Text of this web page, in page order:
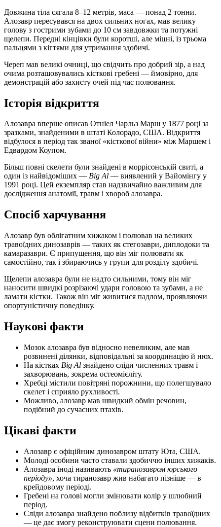
Довжина тіла сягала 8–12 метрів, маса — понад 2 тонни.
Алозавр пересувався на двох сильних ногах, мав велику
голову з гострими зубами до 10 см завдовжки та потужні
щелепи. Передні кінцівки були коротші, але міцні, із трьома
пальцями з кігтями для утримання здобичі.
Череп мав великі очниці, що свідчить про добрий зір, а над
очима розташовувались кісткові гребені — ймовірно, для
демонстрацій або захисту очей під час полювання.
Історія відкриття
Алозавра вперше описав Отніел Чарльз Марш у 1877 році за
зразками, знайденими в штаті Колорадо, США. Відкриття
відбулося в період так званої «кісткової війни» між Маршем і
Едвардом Коупом.
Більш повні скелети були знайдені в моррісонській свиті, а
один із найвідоміших — Big Al — виявлений у Вайомінгу у
1991 році. Цей екземпляр став надзвичайно важливим для
дослідження анатомії, травм і хвороб алозавра.
Спосіб харчування
Алозавр був облігатним хижаком і полював на великих
травоїдних динозаврів — таких як стегозаври, диплодоки та
камаразаври. Є припущення, що він міг полювати як
самостійно, так і збираючись у групи для розділу здобичі.
Щелепи алозавра були не надто сильними, тому він міг
наносити швидкі розрізаючі удари головою та зубами, а не
ламати кістки. Також він міг живитися падлом, проявляючи
опортуністичну поведінку.
Наукові факти
Мозок алозавра був відносно невеликим, але мав
розвинені ділянки, відповідальні за координацію й нюх.
На кістках Big Al знайдено сліди численних травм і
захворювань, зокрема остеомієліту.
Хребці містили повітряні порожнини, що полегшувало
скелет і сприяло рухливості.
Можливо, алозавр мав швидкий обмін речовин,
подібний до сучасних птахів.
Цікаві факти
Алозавр є офіційним динозавром штату Юта, США.
Молоді особини часто ставали здобиччю інших хижаків.
Алозавра іноді називають «тиранозавром юрського
періоду», хоча тиранозавр жив набагато пізніше — в
крейдовому періоді.
Гребені на голові могли змінювати колір у шлюбний
період.
Сліди алозавра знайдено поблизу відбитків травоїдних
— це дає змогу реконструювати сцени полювання.